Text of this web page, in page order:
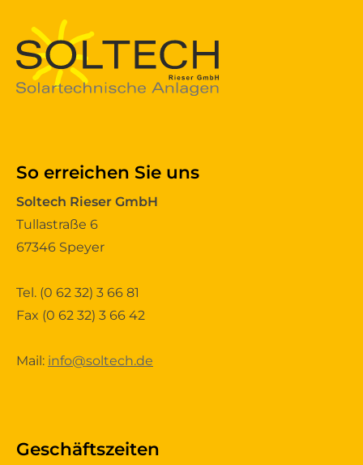
So erreichen Sie uns
Soltech Rieser GmbH
Tullastraße 6
67346 Speyer
Tel. (0 62 32) 3 66 81
Fax (0 62 32) 3 66 42
Mail: info@soltech.de
Geschäftszeiten